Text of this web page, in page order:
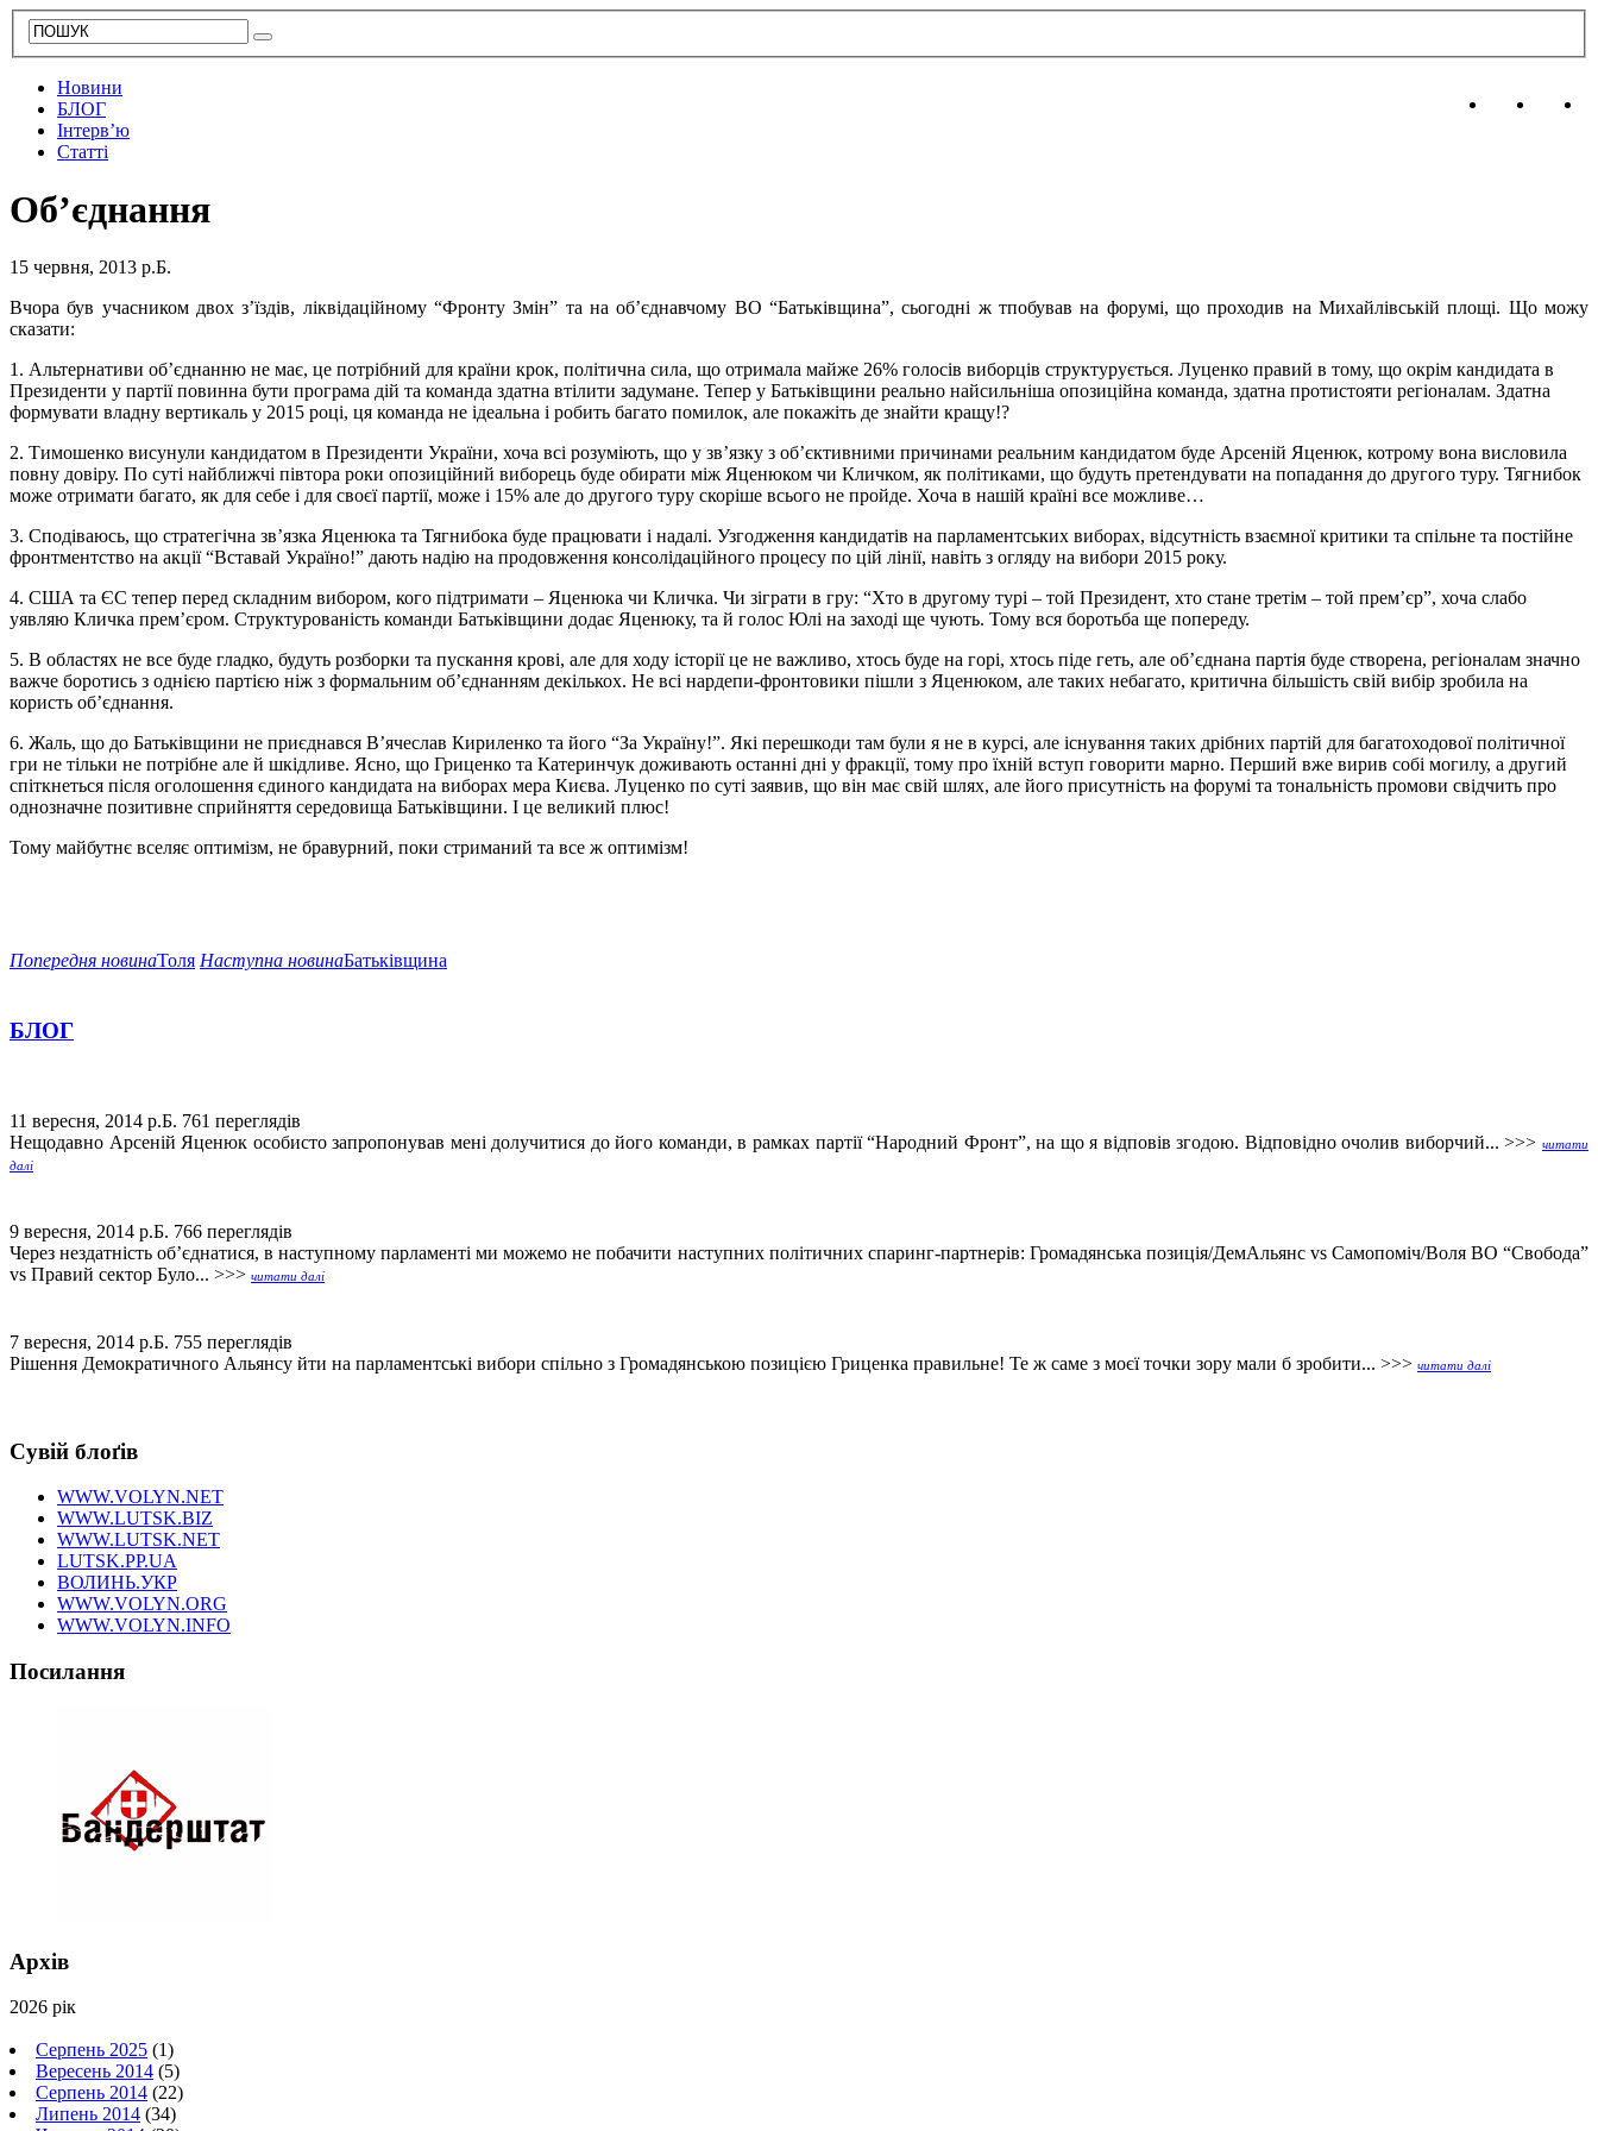
Новини
БЛОГ
Інтерв’ю
Статті
Об’єднання
15 червня, 2013 р.Б.
Вчора був учасником двох з’їздів, ліквідаційному “Фронту Змін” та на об’єднавчому ВО “Батьківщина”, сьогодні ж тпобував на форумі, що проходив на Михайлівській площі. Що можу
сказати:
1. Альтернативи об’єднанню не має, це потрібний для країни крок, політична сила, що отримала майже 26% голосів виборців структурується. Луценко правий в тому, що окрім кандидата в
Президенти у партії повинна бути програма дій та команда здатна втілити задумане. Тепер у Батьківщини реально найсильніша опозиційна команда, здатна протистояти регіоналам. Здатна
формувати владну вертикаль у 2015 році, ця команда не ідеальна і робить багато помилок, але покажіть де знайти кращу!?
2. Тимошенко висунули кандидатом в Президенти України, хоча всі розуміють, що у зв’язку з об’єктивними причинами реальним кандидатом буде Арсеній Яценюк, котрому вона висловила
повну довіру. По суті найближчі півтора роки опозиційний виборець буде обирати між Яценюком чи Кличком, як політиками, що будуть претендувати на попадання до другого туру. Тягнибок
може отримати багато, як для себе і для своєї партії, може і 15% але до другого туру скоріше всього не пройде. Хоча в нашій країні все можливе…
3. Сподіваюсь, що стратегічна зв’язка Яценюка та Тягнибока буде працювати і надалі. Узгодження кандидатів на парламентських виборах, відсутність взаємної критики та спільне та постійне
фронтментство на акції “Вставай Україно!” дають надію на продовження консолідаційного процесу по цій лінії, навіть з огляду на вибори 2015 року.
4. США та ЄС тепер перед складним вибором, кого підтримати – Яценюка чи Кличка. Чи зіграти в гру: “Хто в другому турі – той Президент, хто стане третім – той прем’єр”, хоча слабо
уявляю Кличка прем’єром. Структурованість команди Батьківщини додає Яценюку, та й голос Юлі на заході ще чують. Тому вся боротьба ще попереду.
5. В областях не все буде гладко, будуть розборки та пускання крові, але для ходу історії це не важливо, хтось буде на горі, хтось піде геть, але об’єднана партія буде створена, регіоналам значно
важче боротись з однією партією ніж з формальним об’єднанням декількох. Не всі нардепи-фронтовики пішли з Яценюком, але таких небагато, критична більшість свій вибір зробила на
користь об’єднання.
6. Жаль, що до Батьківщини не приєднався В’ячеслав Кириленко та його “За Україну!”. Які перешкоди там були я не в курсі, але існування таких дрібних партій для багатоходової політичної
гри не тільки не потрібне але й шкідливе. Ясно, що Гриценко та Катеринчук доживають останні дні у фракції, тому про їхній вступ говорити марно. Перший вже вирив собі могилу, а другий
спіткнеться після оголошення єдиного кандидата на виборах мера Києва. Луценко по суті заявив, що він має свій шлях, але його присутність на форумі та тональність промови свідчить про
однозначне позитивне сприйняття середовища Батьківщини. І це великий плюс!
Тому майбутнє вселяє оптимізм, не бравурний, поки стриманий та все ж оптимізм!
Попередня новинаТоля Наступна новинаБатьківщина
БЛОГ
11 вересня, 2014 р.Б. 761 переглядів
Нещодавно Арсеній Яценюк особисто запропонував мені долучитися до його команди, в рамках партії “Народний Фронт”, на що я відповів згодою. Відповідно очолив виборчий... >>> читати
далі
9 вересня, 2014 р.Б. 766 переглядів
Через нездатність об’єднатися, в наступному парламенті ми можемо не побачити наступних політичних спаринг-партнерів: Громадянська позиція/ДемАльянс vs Самопоміч/Воля ВО “Свобода”
vs Правий сектор Було... >>> читати далі
7 вересня, 2014 р.Б. 755 переглядів
Рішення Демократичного Альянсу йти на парламентські вибори спільно з Громадянською позицією Гриценка правильне! Те ж саме з моєї точки зору мали б зробити... >>> читати далі
Сувій блоґів
WWW.VOLYN.NET
WWW.LUTSK.BIZ
WWW.LUTSK.NET
LUTSK.PP.UA
ВОЛИНЬ.УКР
WWW.VOLYN.ORG
WWW.VOLYN.INFO
Посилання
Архів
2026 рік
Серпень 2025 (1)
Вересень 2014 (5)
Серпень 2014 (22)
Липень 2014 (34)